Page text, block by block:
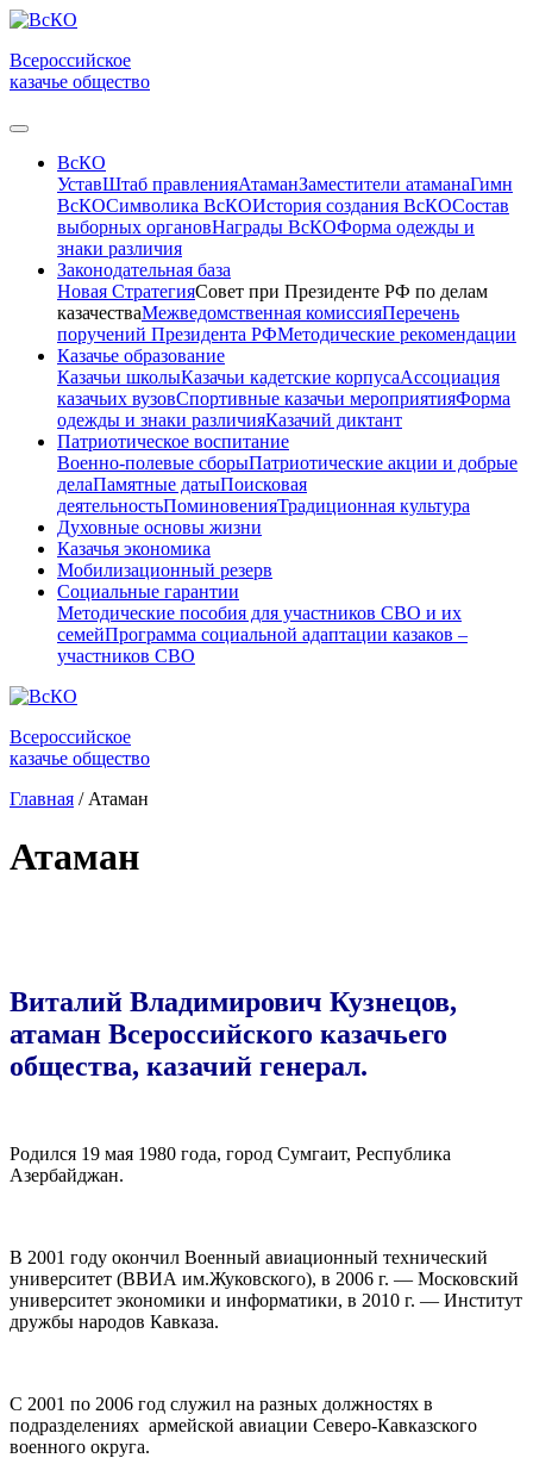
Всероссийское
казачье общество
ВсКО
УставШтаб правленияАтаманЗаместители атаманаГимн
ВсКОСимволика ВсКОИстория создания ВсКОСостав
выборных органовНаграды ВсКОФорма одежды и
знаки различия
Законодательная база
Новая СтратегияСовет при Президенте РФ по делам
казачестваМежведомственная комиссияПеречень
поручений Президента РФМетодические рекомендации
Казачье образование
Казачьи школыКазачьи кадетские корпусаАссоциация
казачьих вузовСпортивные казачьи мероприятияФорма
одежды и знаки различияКазачий диктант
Патриотическое воспитание
Военно-полевые сборыПатриотические акции и добрые
делаПамятные датыПоисковая
деятельностьПоминовенияТрадиционная культура
Духовные основы жизни
Казачья экономика
Мобилизационный резерв
Социальные гарантии
Методические пособия для участников СВО и их
семейПрограмма социальной адаптации казаков –
участников СВО
Всероссийское
казачье общество
Главная / Атаман
Атаман
Виталий Владимирович Кузнецов,
атаман Всероссийского казачьего
общества, казачий генерал.
Родился 19 мая 1980 года, город Сумгаит, Республика
Азербайджан.
В 2001 году окончил Военный авиационный технический
университет (ВВИА им.Жуковского), в 2006 г. — Московский
университет экономики и информатики, в 2010 г. — Институт
дружбы народов Кавказа.
С 2001 по 2006 год служил на разных должностях в
подразделениях армейской авиации Северо-Кавказского
военного округа.